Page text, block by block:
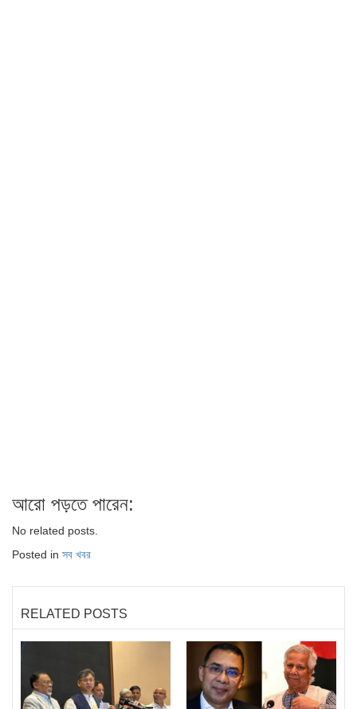
আরো পড়তে পারেন:
No related posts.
Posted in সব খবর
RELATED POSTS